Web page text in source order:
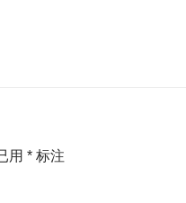
用 * 标注